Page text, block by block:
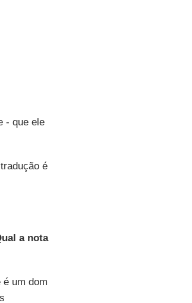
- que ele
é
a nota
um dom